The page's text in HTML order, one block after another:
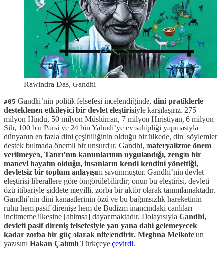
Rawindra Das, Gandhi
#05 Gandhi’nin politik felsefesi incelendiğinde, dini pratiklerle
desteklenen etkileyici bir devlet eleştirisiyle karşılaşırız. 275
milyon Hindu, 50 milyon Müslüman, 7 milyon Hıristiyan, 6 milyon
Sih, 100 bin Parsi ve 24 bin Yahudi’ye ev sahipliği yapmasıyla
dünyanın en fazla dini çeşitliliğinin olduğu bir ülkede, dini söylemler
destek bulmada önemli bir unsurdur. Gandhi, materyalizme önem
verilmeyen, Tanrı’nın kanunlarının uygulandığı, zengin bir
manevi hayatın olduğu, insanların kendi kendini yönettiği,
devletsiz bir toplum anlayışını savunmuştur. Gandhi’nin devlet
eleştirisi liberallere göre öngörülebilirdir; onun bu eleştirisi, devleti
özü itibariyle şiddete meyilli, zorba bir aktör olarak tanımlamaktadır.
Gandhi’nin dini kanaatlerinin özü ve bu bağımsızlık hareketinin
ruhu hem pasif direnişe hem de Budizm inancındaki canlıları
incitmeme ilkesine [ahimsa] dayanmaktadır. Dolayısıyla Gandhi,
devleti pasif direniş felsefesiyle yan yana dahi gelemeyecek
kadar zorba bir güç olarak nitelendirir. Meghna Melkote'un
yazısını Hakan Çalımlı Türkçeye çevirdi.